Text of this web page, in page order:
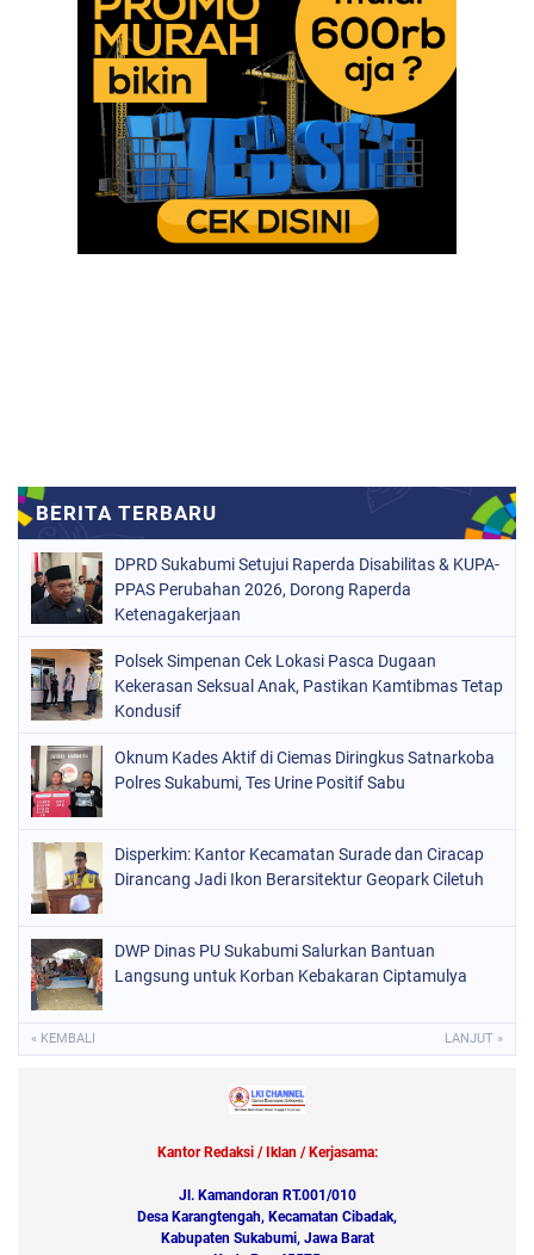
DPRD Sukabumi Setujui Raperda Disabilitas & KUPA-
PPAS Perubahan 2026, Dorong Raperda
Ketenagakerjaan
Polsek Simpenan Cek Lokasi Pasca Dugaan
Kekerasan Seksual Anak, Pastikan Kamtibmas Tetap
Kondusif
Oknum Kades Aktif di Ciemas Diringkus Satnarkoba
Polres Sukabumi, Tes Urine Positif Sabu
Disperkim: Kantor Kecamatan Surade dan Ciracap
Dirancang Jadi Ikon Berarsitektur Geopark Ciletuh
DWP Dinas PU Sukabumi Salurkan Bantuan
Langsung untuk Korban Kebakaran Ciptamulya
« KEMBALI LANJUT »
Kantor Redaksi / Iklan / Kerjasama:
Jl. Kamandoran RT.001/010
Desa Karangtengah, Kecamatan Cibadak,
Kabupaten Sukabumi, Jawa Barat